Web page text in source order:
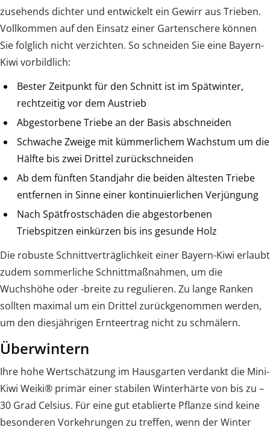
zusehends dichter und entwickelt ein Gewirr aus Trieben.
Vollkommen auf den Einsatz einer Gartenschere können
Sie folglich nicht verzichten. So schneiden Sie eine Bayern-
Kiwi vorbildlich:
Bester Zeitpunkt für den Schnitt ist im Spätwinter,
rechtzeitig vor dem Austrieb
Abgestorbene Triebe an der Basis abschneiden
Schwache Zweige mit kümmerlichem Wachstum um die
Hälfte bis zwei Drittel zurückschneiden
Ab dem fünften Standjahr die beiden ältesten Triebe
entfernen in Sinne einer kontinuierlichen Verjüngung
Nach Spätfrostschäden die abgestorbenen
Triebspitzen einkürzen bis ins gesunde Holz
Die robuste Schnittverträglichkeit einer Bayern-Kiwi erlaubt
zudem sommerliche Schnittmaßnahmen, um die
Wuchshöhe oder -breite zu regulieren. Zu lange Ranken
sollten maximal um ein Drittel zurückgenommen werden,
um den diesjährigen Ernteertrag nicht zu schmälern.
Überwintern
Ihre hohe Wertschätzung im Hausgarten verdankt die Mini-
Kiwi Weiki® primär einer stabilen Winterhärte von bis zu –
30 Grad Celsius. Für eine gut etablierte Pflanze sind keine
besonderen Vorkehrungen zu treffen, wenn der Winter